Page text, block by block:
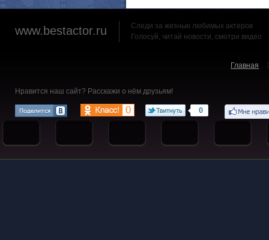
www.bestactor.ru
Следи за жизнью любимых актеров
Голосуй, читай новости, смотри видео
Главная
Нравится наш сайт? Расскажи о нём друзьям!